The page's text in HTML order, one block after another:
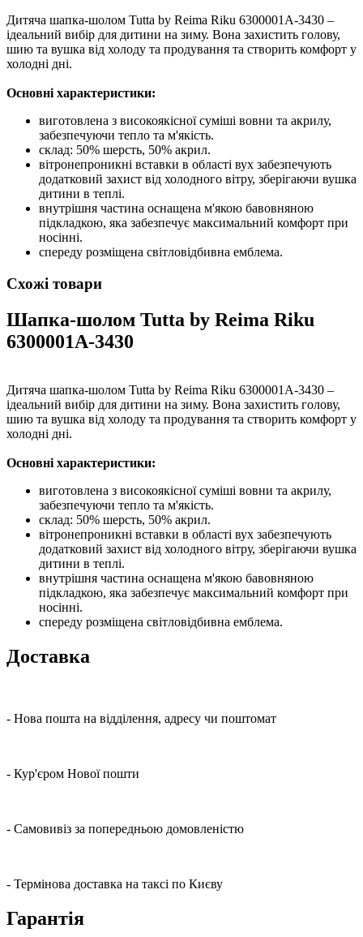
Дитяча шапка-шолом Tutta by Reima Riku 6300001A-3430 –
ідеальний вибір для дитини на зиму. Вона захистить голову,
шию та вушка від холоду та продування та створить комфорт у
холодні дні.
Основні характеристики:
виготовлена ​​з високоякісної суміші вовни та акрилу,
забезпечуючи тепло та м'якість.
склад: 50% шерсть, 50% акрил.
вітронепроникні вставки в області вух забезпечують
додатковий захист від холодного вітру, зберігаючи вушка
дитини в теплі.
внутрішня частина оснащена м'якою бавовняною
підкладкою, яка забезпечує максимальний комфорт при
носінні.
спереду розміщена світловідбивна емблема.
Схожі товари
Шапка-шолом Tutta by Reima Riku
6300001A-3430
Дитяча шапка-шолом Tutta by Reima Riku 6300001A-3430 –
ідеальний вибір для дитини на зиму. Вона захистить голову,
шию та вушка від холоду та продування та створить комфорт у
холодні дні.
Основні характеристики:
виготовлена ​​з високоякісної суміші вовни та акрилу,
забезпечуючи тепло та м'якість.
склад: 50% шерсть, 50% акрил.
вітронепроникні вставки в області вух забезпечують
додатковий захист від холодного вітру, зберігаючи вушка
дитини в теплі.
внутрішня частина оснащена м'якою бавовняною
підкладкою, яка забезпечує максимальний комфорт при
носінні.
спереду розміщена світловідбивна емблема.
Доставка
- Нова пошта на відділення, адресу чи поштомат
- Кур'єром Нової пошти
- Самовивіз за попередньою домовленістю
- Термінова доставка на таксі по Києву
Гарантія